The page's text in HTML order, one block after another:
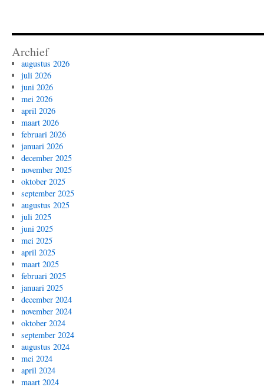
Archief
augustus 2026
juli 2026
juni 2026
mei 2026
april 2026
maart 2026
februari 2026
januari 2026
december 2025
november 2025
oktober 2025
september 2025
augustus 2025
juli 2025
juni 2025
mei 2025
april 2025
maart 2025
februari 2025
januari 2025
december 2024
november 2024
oktober 2024
september 2024
augustus 2024
mei 2024
april 2024
maart 2024